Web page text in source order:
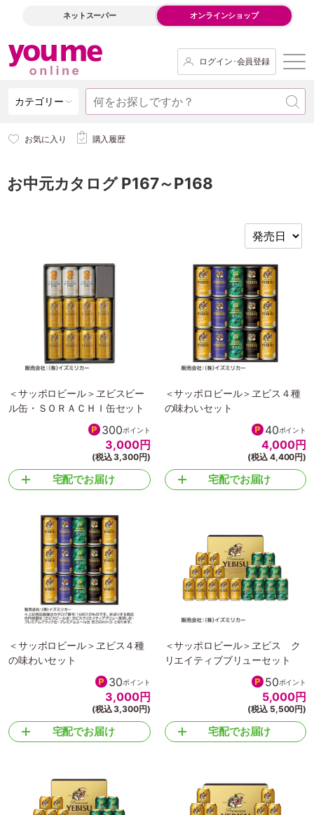
ネットスーパー オンラインショップ
ログイン･会員登録
カテゴリー
お気に入り 購入履歴
お中元カタログ P167～P168
＜サッポロビール＞ヱビスビー
ル缶・ＳＯＲＡＣＨＩ缶セット
300ポイント
3,000円
(税込 3,300円)
宅配でお届け
＜サッポロビール＞ヱビス４種
の味わいセット
40ポイント
4,000円
(税込 4,400円)
宅配でお届け
＜サッポロビール＞ヱビス４種
の味わいセット
30ポイント
3,000円
(税込 3,300円)
宅配でお届け
＜サッポロビール＞ヱビス ク
リエイティブブリューセット
50ポイント
5,000円
(税込 5,500円)
宅配でお届け